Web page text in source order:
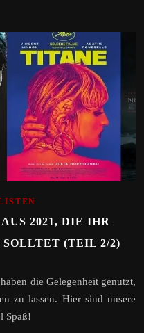
2021, DIE IHR
SOLLTET (TEIL 2/2)
die Gelegenheit genutzt,
zu lassen. Hier sind unsere
Spaß!